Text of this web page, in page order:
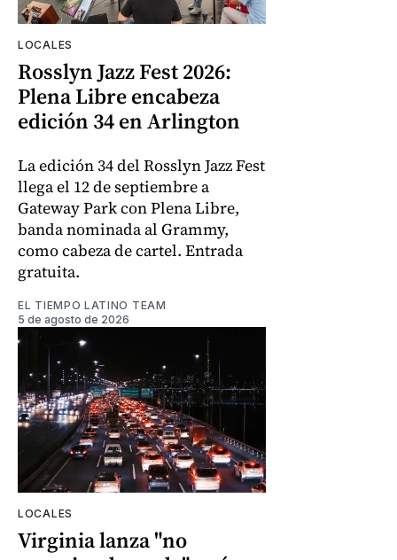
LOCALES
Rosslyn Jazz Fest 2026:
Plena Libre encabeza
edición 34 en Arlington
La edición 34 del Rosslyn Jazz Fest
llega el 12 de septiembre a
Gateway Park con Plena Libre,
banda nominada al Grammy,
como cabeza de cartel. Entrada
gratuita.
EL TIEMPO LATINO TEAM
5 de agosto de 2026
LOCALES
Virginia lanza "no